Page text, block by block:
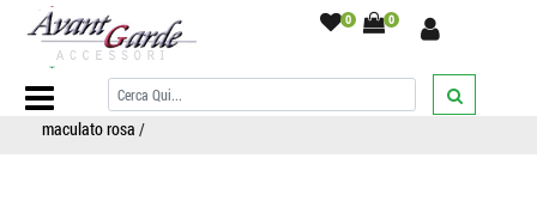
0 0
Home Page/SCIARPE/Sciarpe fantasia/animal/maculato/tigrato
Grande sciarpa pasmina sciarpe donna classe e stile scarf cinghie
maculato rosa /